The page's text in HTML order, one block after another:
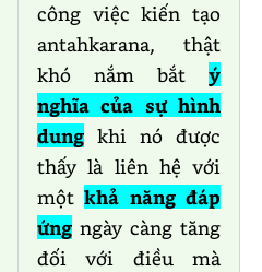
công việc kiến tạo
antahkarana, thật
khó nắm bắt ý
nghĩa của sự hình
dung khi nó được
thấy là liên hệ với
mộtkhả năng đáp
ứng ngày càng tăng
đối với điều mà